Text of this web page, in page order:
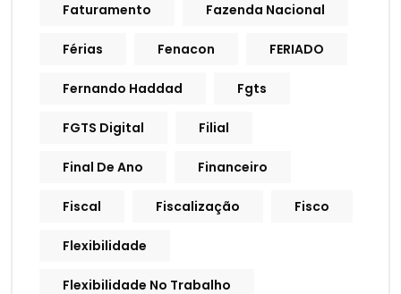
Faturamento Fazenda Nacional
Férias Fenacon FERIADO
Fernando Haddad Fgts
FGTS Digital Filial
Final De Ano Financeiro
Fiscal Fiscalização Fisco
Flexibilidade
Flexibilidade No Trabalho